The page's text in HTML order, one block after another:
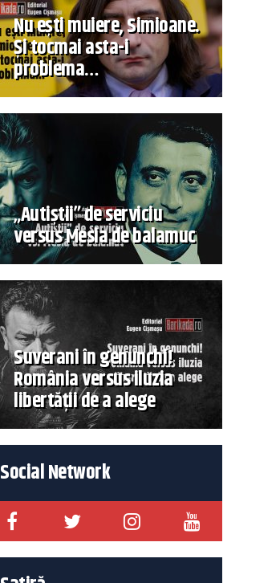
Nu ești muiere, Simioane.
Și tocmai asta-i
problema…
„Autiștii” de serviciu
versus Mesia de balamuc
Suverani în genunchi!
România versus iluzia
libertății de a alege
Social Network